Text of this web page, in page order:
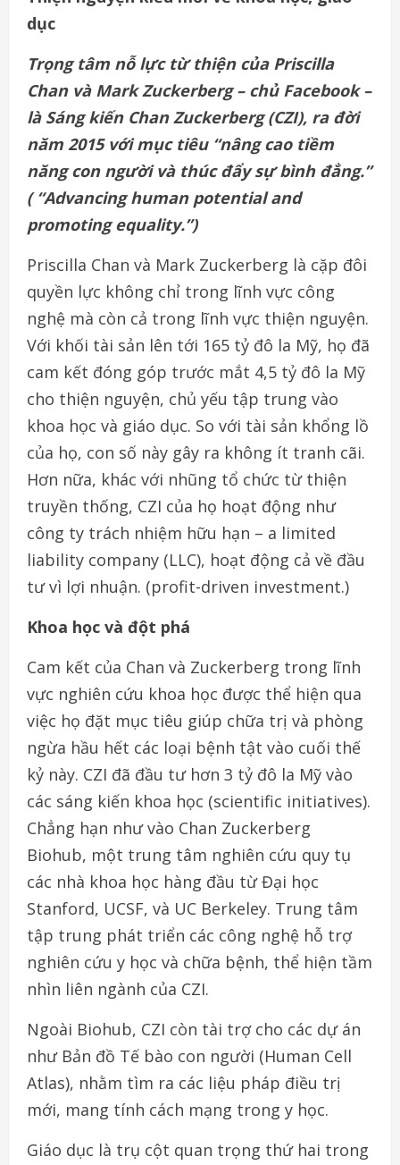
dục
Trọng tâm nỗ lực từ thiện của Priscilla
Chan và Mark Zuckerberg – chủ Facebook –
là Sáng kiến Chan Zuckerberg (CZI), ra đời
năm 2015 với mục tiêu “nâng cao tiềm
năng con người và thúc đẩy sự bình đẳng.”
( “Advancing human potential and
promoting equality.”)
Priscilla Chan và Mark Zuckerberg là cặp đôi
quyền lực không chỉ trong lĩnh vực công
nghệ mà còn cả trong lĩnh vực thiện nguyện.
Với khối tài sản lên tới 165 tỷ đô la Mỹ, họ đã
cam kết đóng góp trước mắt 4,5 tỷ đô la Mỹ
cho thiện nguyện, chủ yếu tập trung vào
khoa học và giáo dục. So với tài sản khổng lồ
của họ, con số này gây ra không ít tranh cãi.
Hơn nữa, khác với nhũng tổ chức từ thiện
truyền thống, CZI của họ hoạt động như
công ty trách nhiệm hữu hạn – a limited
liability company (LLC), hoạt động cả về đầu
tư vì lợi nhuận. (profit-driven investment.)
Khoa học và đột phá
Cam kết của Chan và Zuckerberg trong lĩnh
vực nghiên cứu khoa học được thể hiện qua
việc họ đặt mục tiêu giúp chữa trị và phòng
ngừa hầu hết các loại bệnh tật vào cuối thế
kỷ này. CZI đã đầu tư hơn 3 tỷ đô la Mỹ vào
các sáng kiến khoa học (scientific initiatives).
Chẳng hạn như vào Chan Zuckerberg
Biohub, một trung tâm nghiên cứu quy tụ
các nhà khoa học hàng đầu từ Đại học
Stanford, UCSF, và UC Berkeley. Trung tâm
tập trung phát triển các công nghệ hỗ trợ
nghiên cứu y học và chữa bệnh, thể hiện tầm
nhìn liên ngành của CZI.
Ngoài Biohub, CZI còn tài trợ cho các dự án
như Bản đồ Tế bào con người (Human Cell
Atlas), nhằm tìm ra các liệu pháp điều trị
mới, mang tính cách mạng trong y học.
Giáo dục là trụ cột quan trọng thứ hai trong